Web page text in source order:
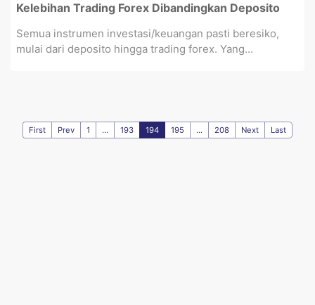
Kelebihan Trading Forex Dibandingkan Deposito
Semua instrumen investasi/keuangan pasti beresiko,
mulai dari deposito hingga trading forex. Yang...
First Prev 1 ... 193 194 195 ... 208 Next Last